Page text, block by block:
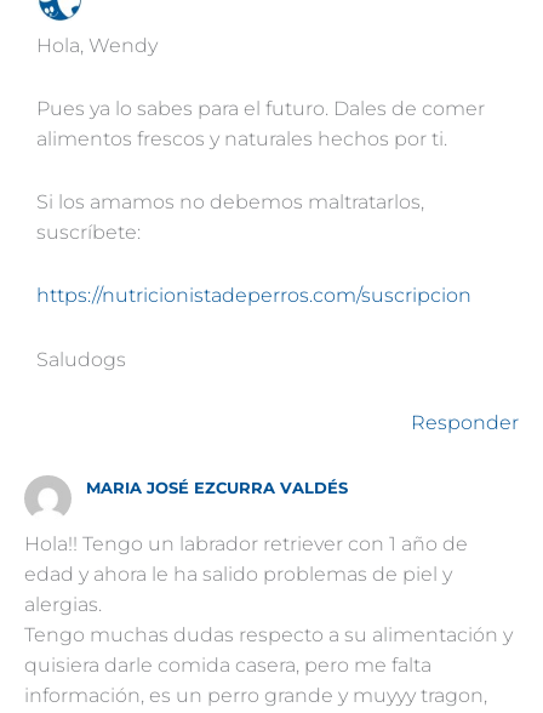
Hola, Wendy
Pues ya lo sabes para el futuro. Dales de comer
alimentos frescos y naturales hechos por ti.
Si los amamos no debemos maltratarlos,
suscríbete:
https://nutricionistadeperros.com/suscripcion
Saludogs
Responder
MARIA JOSÉ EZCURRA VALDÉS
Hola!! Tengo un labrador retriever con 1 año de
edad y ahora le ha salido problemas de piel y
alergias.
Tengo muchas dudas respecto a su alimentación y
quisiera darle comida casera, pero me falta
información, es un perro grande y muyyy tragon,